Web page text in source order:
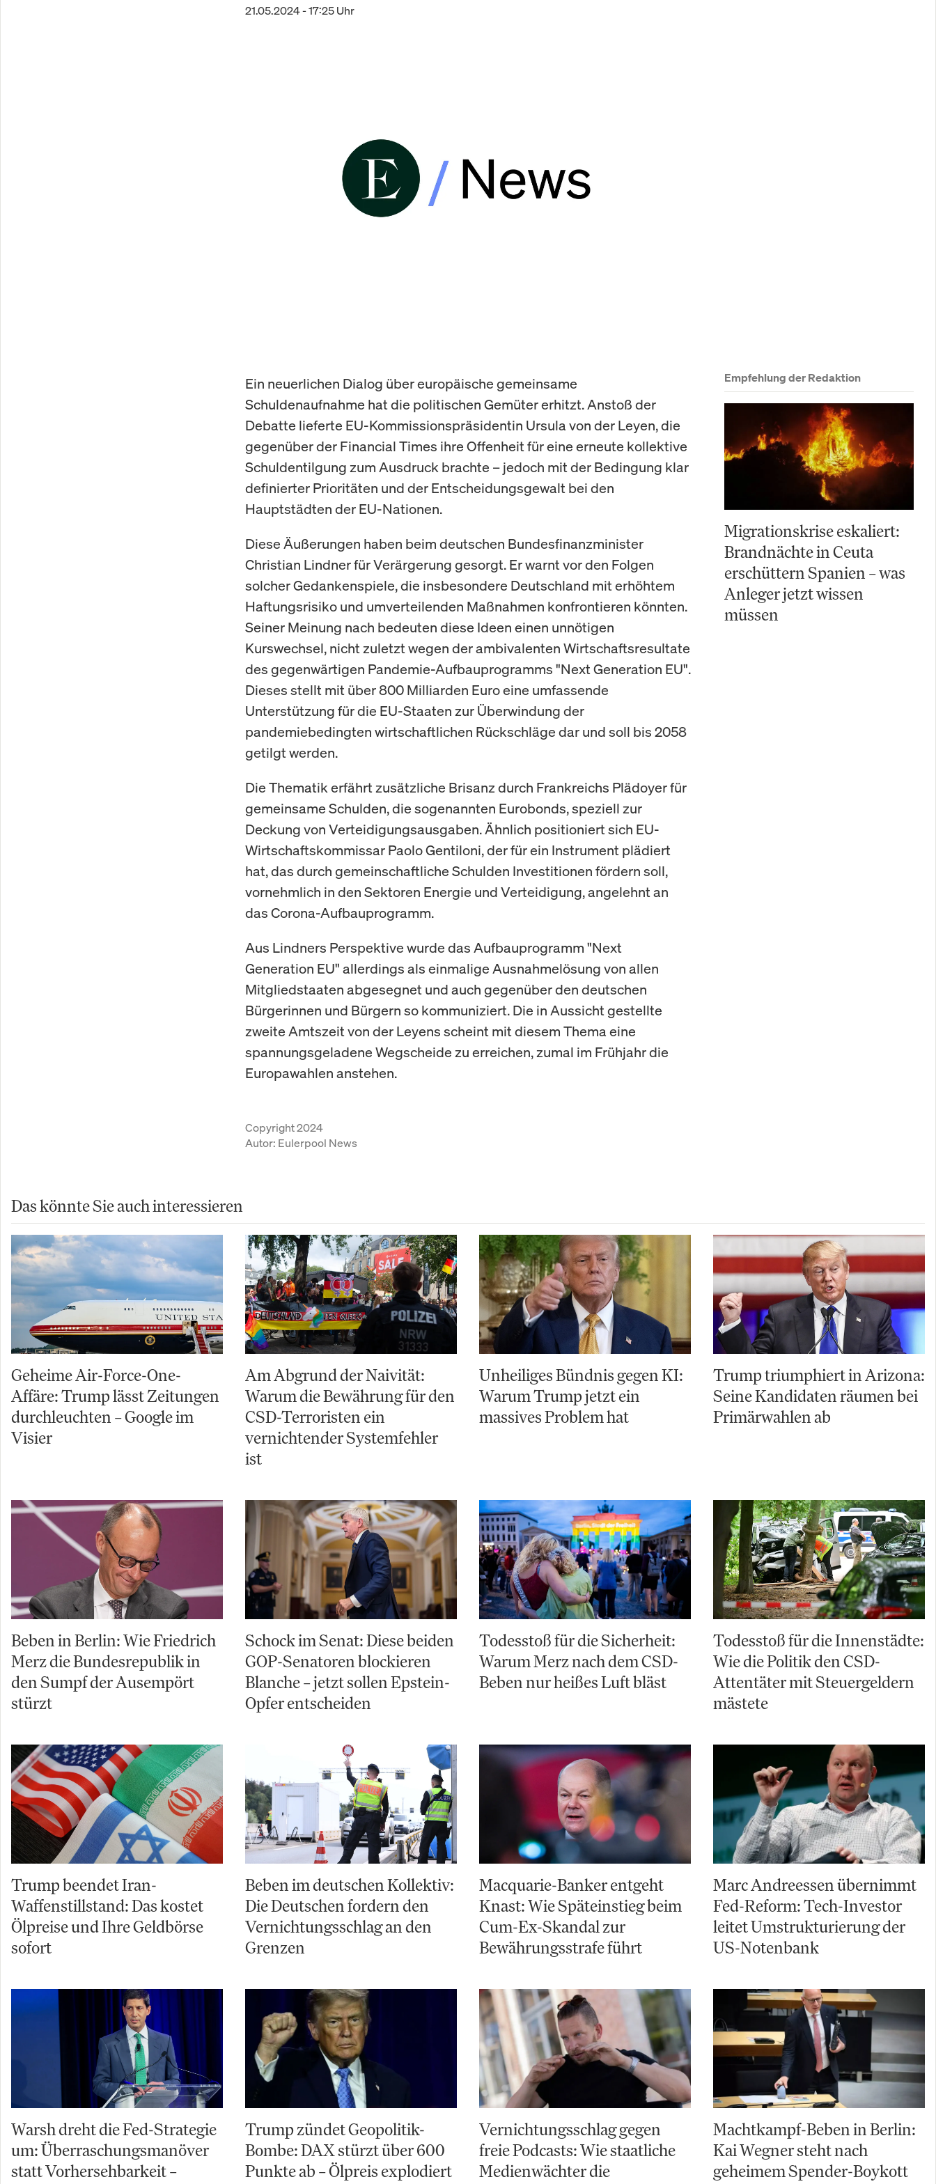
21.05.2024 - 17:25 Uhr
Ein neuerlichen Dialog über europäische gemeinsame
Schuldenaufnahme hat die politischen Gemüter erhitzt. Anstoß der
Debatte lieferte EU-Kommissionspräsidentin Ursula von der Leyen, die
gegenüber der Financial Times ihre Offenheit für eine erneute kollektive
Schuldentilgung zum Ausdruck brachte – jedoch mit der Bedingung klar
definierter Prioritäten und der Entscheidungsgewalt bei den
Hauptstädten der EU-Nationen.
Diese Äußerungen haben beim deutschen Bundesfinanzminister
Christian Lindner für Verärgerung gesorgt. Er warnt vor den Folgen
solcher Gedankenspiele, die insbesondere Deutschland mit erhöhtem
Haftungsrisiko und umverteilenden Maßnahmen konfrontieren könnten.
Seiner Meinung nach bedeuten diese Ideen einen unnötigen
Kurswechsel, nicht zuletzt wegen der ambivalenten Wirtschaftsresultate
des gegenwärtigen Pandemie-Aufbauprogramms "Next Generation EU".
Dieses stellt mit über 800 Milliarden Euro eine umfassende
Unterstützung für die EU-Staaten zur Überwindung der
pandemiebedingten wirtschaftlichen Rückschläge dar und soll bis 2058
getilgt werden.
Die Thematik erfährt zusätzliche Brisanz durch Frankreichs Plädoyer für
gemeinsame Schulden, die sogenannten Eurobonds, speziell zur
Deckung von Verteidigungsausgaben. Ähnlich positioniert sich EU-
Wirtschaftskommissar Paolo Gentiloni, der für ein Instrument plädiert
hat, das durch gemeinschaftliche Schulden Investitionen fördern soll,
vornehmlich in den Sektoren Energie und Verteidigung, angelehnt an
das Corona-Aufbauprogramm.
Aus Lindners Perspektive wurde das Aufbauprogramm "Next
Generation EU" allerdings als einmalige Ausnahmelösung von allen
Mitgliedstaaten abgesegnet und auch gegenüber den deutschen
Bürgerinnen und Bürgern so kommuniziert. Die in Aussicht gestellte
zweite Amtszeit von der Leyens scheint mit diesem Thema eine
spannungsgeladene Wegscheide zu erreichen, zumal im Frühjahr die
Europawahlen anstehen.
Copyright 2024
Autor: Eulerpool News
Empfehlung der Redaktion
Migrationskrise eskaliert:
Brandnächte in Ceuta
erschüttern Spanien – was
Anleger jetzt wissen
müssen
Das könnte Sie auch interessieren
Geheime Air-Force-One-
Affäre: Trump lässt Zeitungen
durchleuchten – Google im
Visier
Am Abgrund der Naivität:
Warum die Bewährung für den
CSD-Terroristen ein
vernichtender Systemfehler
ist
Unheiliges Bündnis gegen KI:
Warum Trump jetzt ein
massives Problem hat
Trump triumphiert in Arizona:
Seine Kandidaten räumen bei
Primärwahlen ab
Beben in Berlin: Wie Friedrich
Merz die Bundesrepublik in
den Sumpf der Ausempört
stürzt
Schock im Senat: Diese beiden
GOP-Senatoren blockieren
Blanche – jetzt sollen Epstein-
Opfer entscheiden
Todesstoß für die Sicherheit:
Warum Merz nach dem CSD-
Beben nur heißes Luft bläst
Todesstoß für die Innenstädte:
Wie die Politik den CSD-
Attentäter mit Steuergeldern
mästete
Trump beendet Iran-
Waffenstillstand: Das kostet
Ölpreise und Ihre Geldbörse
sofort
Beben im deutschen Kollektiv:
Die Deutschen fordern den
Vernichtungsschlag an den
Grenzen
Macquarie-Banker entgeht
Knast: Wie Späteinstieg beim
Cum-Ex-Skandal zur
Bewährungsstrafe führt
Marc Andreessen übernimmt
Fed-Reform: Tech-Investor
leitet Umstrukturierung der
US-Notenbank
Warsh dreht die Fed-Strategie
um: Überraschungsmanöver
statt Vorhersehbarkeit –
Trump zündet Geopolitik-
Bombe: DAX stürzt über 600
Punkte ab – Ölpreis explodiert
Vernichtungsschlag gegen
freie Podcasts: Wie staatliche
Medienwächter die
Machtkampf-Beben in Berlin:
Kai Wegner steht nach
geheimem Spender-Boykott